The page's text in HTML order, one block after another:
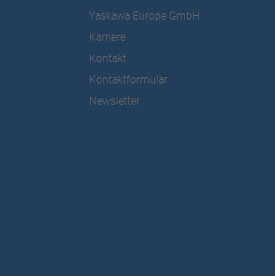
Yaskawa Europe GmbH
Karriere
Kontakt
Kontaktformular
Newsletter